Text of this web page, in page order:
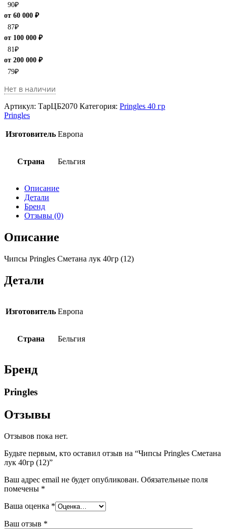
90₽
от 60 000 ₽
87₽
от 100 000 ₽
81 ₽
от 200 000 ₽
79₽
Нет в наличии
Артикул: ТарЦБ2070 Категория: Pringles 40 гр
Pringles
Изготовитель Европа
Страна Бельгия
Описание
Детали
Бренд
Отзывы (0)
Описание
Чипсы Pringles Сметана лук 40гр (12)
Детали
Изготовитель Европа
Страна Бельгия
Бренд
Pringles
Отзывы
Отзывов пока нет.
Будьте первым, кто оставил отзыв на “Чипсы Pringles Сметана
лук 40гр (12)”
Ваш адрес email не будет опубликован. Обязательные поля
помечены *
Ваша оценка *
Ваш отзыв *